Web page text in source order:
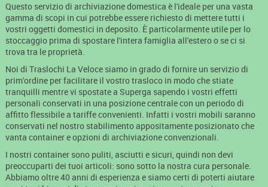
Questo servizio di archiviazione domestica è l'ideale per una vasta
gamma di scopi in cui potrebbe essere richiesto di mettere tutti i
vostri oggetti domestici in deposito. È particolarmente utile per lo
stoccaggio prima di spostare l'intera famiglia all'estero o se ci si
trova tra le proprietà.
Noi di Traslochi La Veloce siamo in grado di fornire un servizio di
prim'ordine per facilitare il vostro trasloco in modo che stiate
tranquilli mentre vi spostate a Superga sapendo i vostri effetti
personali conservati in una posizione centrale con un periodo di
affitto flessibile a tariffe convenienti. Infatti i vostri mobili saranno
conservati nel nostro stabilimento appositamente posizionato che
vanta container e opzioni di archiviazione convenzionali.
I nostri container sono puliti, asciutti e sicuri, quindi non devi
preoccuparti dei tuoi articoli: sono sotto la nostra cura personale.
Abbiamo oltre 40 anni di esperienza e siamo certi di poterti aiutare